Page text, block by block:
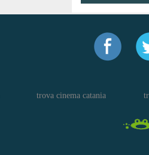
trova cinema catania